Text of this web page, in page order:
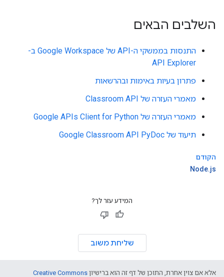
השלבים הבאים
התנסות בממשקי ה-API של Google Workspace ב-
API Explorer
פתרון בעיות באימות ובהרשאות
מאמרי העזרה של Classroom API
מאמרי העזרה של Google APIs Client for Python
תיעוד של Google Classroom API PyDoc
הקודם
Node.js
המידע עזר לך?
שליחת משוב
אלא אם צוין אחרת, התוכן של דף זה הוא ברישיון Creative Commons